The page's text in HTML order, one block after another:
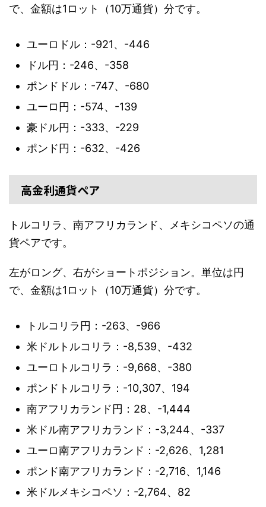
で、金額は1ロット（10万通貨）分です。
ユーロドル：-921、-446
ドル円：-246、-358
ポンドドル：-747、-680
ユーロ円：-574、-139
豪ドル円：-333、-229
ポンド円：-632、-426
高金利通貨ペア
トルコリラ、南アフリカランド、メキシコペソの通
貨ペアです。
左がロング、右がショートポジション。単位は円
で、金額は1ロット（10万通貨）分です。
トルコリラ円：-263、-966
米ドルトルコリラ：-8,539、-432
ユーロトルコリラ：-9,668、-380
ポンドトルコリラ：-10,307、194
南アフリカランド円：28、-1,444
米ドル南アフリカランド：-3,244、-337
ユーロ南アフリカランド：-2,626、1,281
ポンド南アフリカランド：-2,716、1,146
米ドルメキシコペソ：-2,764、82